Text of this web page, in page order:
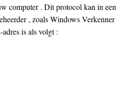
computer . Dit protocol kan in een
, zoals Windows Verkenner
is als volgt :